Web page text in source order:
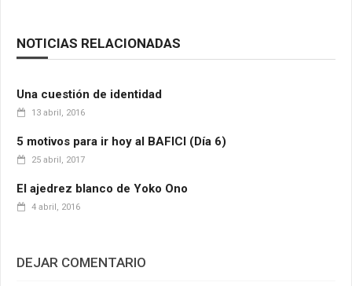
NOTICIAS RELACIONADAS
Una cuestión de identidad
13 abril, 2016
5 motivos para ir hoy al BAFICI (Día 6)
25 abril, 2017
El ajedrez blanco de Yoko Ono
4 abril, 2016
DEJAR COMENTARIO